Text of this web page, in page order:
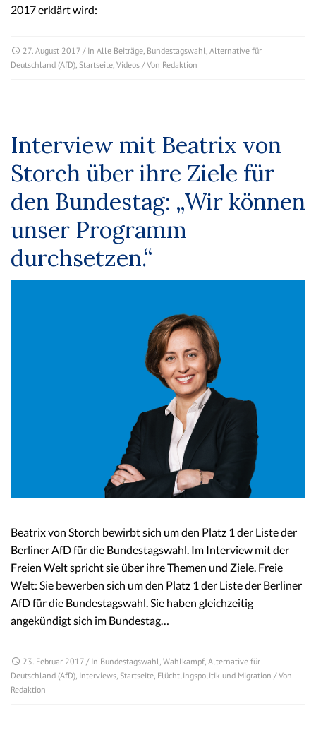
2017 erklärt wird:
27. August 2017 / In Alle Beiträge, Bundestagswahl, Alternative für
Deutschland (AfD), Startseite, Videos / Von Redaktion
Interview mit Beatrix von
Storch über ihre Ziele für
den Bundestag: „Wir können
unser Programm
durchsetzen.“
Beatrix von Storch bewirbt sich um den Platz 1 der Liste der
Berliner AfD für die Bundestagswahl. Im Interview mit der
Freien Welt spricht sie über ihre Themen und Ziele. Freie
Welt: Sie bewerben sich um den Platz 1 der Liste der Berliner
AfD für die Bundestagswahl. Sie haben gleichzeitig
angekündigt sich im Bundestag…
23. Februar 2017 / In Bundestagswahl Wahlkampf Alternative für
Deutschland (AfD) Interviews Startseite Flüchtlingspolitik und Migration / Von
Redaktion